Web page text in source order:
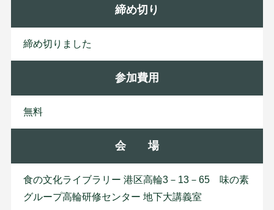
締め切り
締め切りました
参加費用
無料
会 場
食の文化ライブラリー 港区高輪3－13－65 味の素
グループ高輪研修センター 地下大講義室